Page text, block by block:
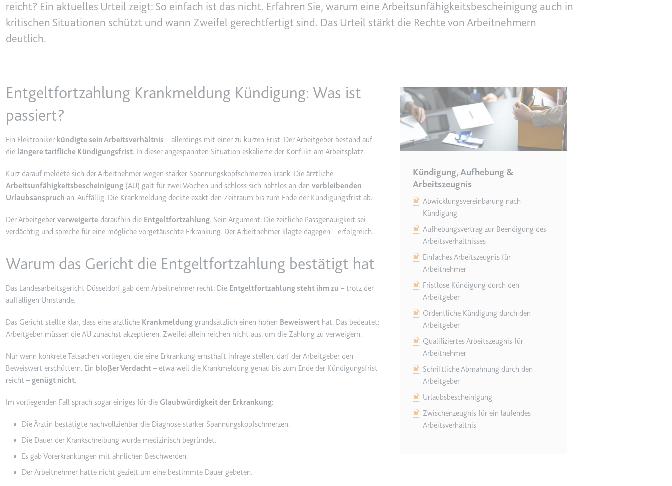
_ga_#
Typ:
HTTP-Cookie
Anbieter:
smartlaw.de
Wird verwendet, um die Effizienz der Werbeaktivitäten der Website zu messen, indem Daten über die
Conversion-Rate der Anzeigen der Website über mehrere Websites hinweg gesammelt werden.
Ablauf:
3 Monate
Typ:
HTTP-Cookie
_gcl_ls
Zweck:
Verfolgt die Konversionsrate zwischen dem Nutzer und den Werbebannern auf der Website - Dies dient
der Optimierung der Relevanz der Werbung auf der Website.
Ablauf:
Beständig
Anbieter:
youtube.com
Zweck:
Wird verwendet, um die Interaktion der Nutzer mit eingebetteten Inhalten zu verfolgen.
Typ:
HTTP-Cookie
__Secure-YEC
Anbieter:
Zweck:
Speichert die Benutzereinstellungen beim Abruf eines auf anderen Webseiten integrierten Youtube-
behalten.
Ablauf:
Sitzung
reicht? Ein aktuelles Urteil zeigt: So einfach ist das nicht. Erfahren Sie, warum eine Arbeitsunfähigkeitsbescheinigung auch in
kritischen Situationen schützt und wann Zweifel gerechtfertigt sind. Das Urteil stärkt die Rechte von Arbeitnehmern
deutlich.
Entgeltfortzahlung Krankmeldung Kündigung: Was ist
passiert?
Ein Elektroniker kündigte sein Arbeitsverhältnis – allerdings mit einer zu kurzen Frist. Der Arbeitgeber bestand auf
die längere tarifliche Kündigungsfrist. In dieser angespannten Situation eskalierte der Konflikt am Arbeitsplatz.
Kurz darauf meldete sich der Arbeitnehmer wegen starker Spannungskopfschmerzen krank. Die ärztliche
Arbeitsunfähigkeitsbescheinigung (AU) galt für zwei Wochen und schloss sich nahtlos an den verbleibenden
Urlaubsanspruch an. Auffällig: Die Krankmeldung deckte exakt den Zeitraum bis zum Ende der Kündigungsfrist ab.
Der Arbeitgeber verweigerte daraufhin die Entgeltfortzahlung. Sein Argument: Die zeitliche Passgenauigkeit sei
verdächtig und spreche für eine mögliche vorgetäuschte Erkrankung. Der Arbeitnehmer klagte dagegen – erfolgreich.
Warum das Gericht die Entgeltfortzahlung bestätigt hat
Das Landesarbeitsgericht Düsseldorf gab dem Arbeitnehmer recht: Die Entgeltfortzahlung steht ihm zu – trotz der
auffälligen Umstände.
Das Gericht stellte klar, dass eine ärztliche Krankmeldung grundsätzlich einen hohen Beweiswert hat. Das bedeutet:
Arbeitgeber müssen die AU zunächst akzeptieren. Zweifel allein reichen nicht aus, um die Zahlung zu verweigern.
Nur wenn konkrete Tatsachen vorliegen, die eine Erkrankung ernsthaft infrage stellen, darf der Arbeitgeber den
Beweiswert erschüttern. Ein bloßer Verdacht – etwa weil die Krankmeldung genau bis zum Ende der Kündigungsfrist
reicht – genügt nicht.
Im vorliegenden Fall sprach sogar einiges für die Glaubwürdigkeit der Erkrankung:
Die Ärztin bestätigte nachvollziehbar die Diagnose starker Spannungskopfschmerzen.
Die Dauer der Krankschreibung wurde medizinisch begründet.
Es gab Vorerkrankungen mit ähnlichen Beschwerden.
Der Arbeitnehmer hatte nicht gezielt um eine bestimmte Dauer gebeten.
Kündigung, Aufhebung &
Arbeitszeugnis
Abwicklungsvereinbarung nach
Kündigung
Aufhebungsvertrag zur Beendigung des
Arbeitsverhältnisses
Einfaches Arbeitszeugnis für
Arbeitnehmer
Fristlose Kündigung durch den
Arbeitgeber
Ordentliche Kündigung durch den
Arbeitgeber
Qualifiziertes Arbeitszeugnis für
Arbeitnehmer
Schriftliche Abmahnung durch den
Arbeitgeber
Urlaubsbescheinigung
Zwischenzeugnis für ein laufendes
Arbeitsverhältnis